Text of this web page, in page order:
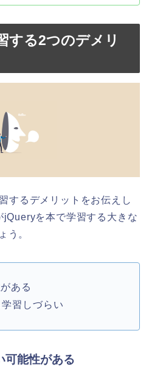
する2つのデメリ
するデメリットをお伝えし
jQueryを本で学習する大きな
う。
ある
習しづらい
可能性がある